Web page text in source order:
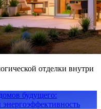
отделки внутри
будущего:
энергоэффективность